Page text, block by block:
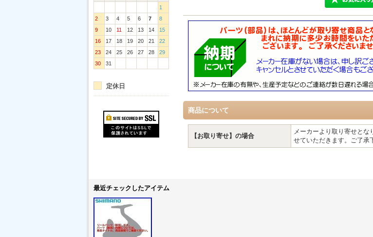
1
2
3 4 5 6 7
8
9
10 11 12 13 14
15
16
17 18 19 20 21
22
23
24 25 26 27 28
29
30
31
定休日
商品について
【お取り寄せ】の場合
メーカーより取り寄せとな
せていただきます。ご了承
最近チェックしたアイテム